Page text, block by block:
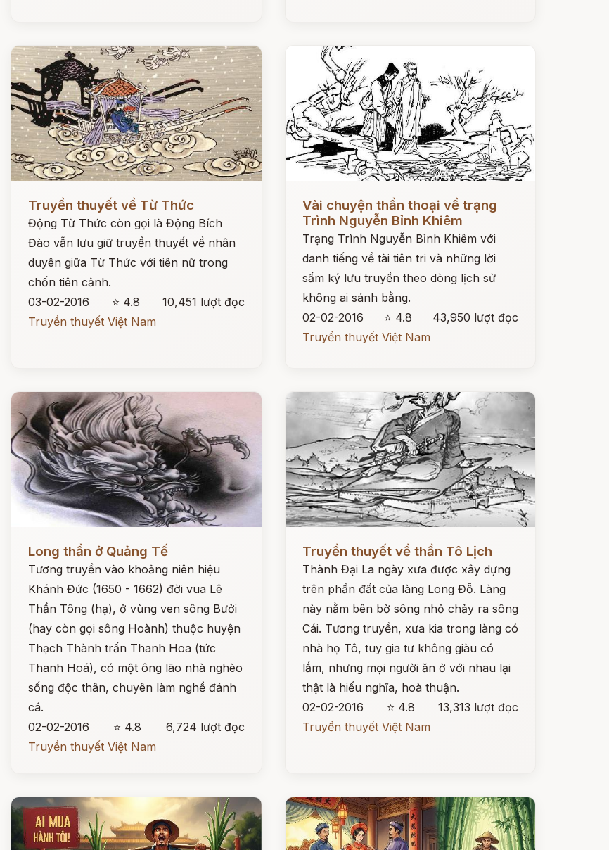
Đọc ngay
Truyền thuyết về Từ Thức
Động Từ Thức còn gọi là Động Bích
Đào vẫn lưu giữ truyền thuyết về nhân
duyên giữa Từ Thức với tiên nữ trong
chốn tiên cảnh.
03-02-2016
⭐ 4.8
10,451 lượt đọc
Truyền thuyết Việt Nam
Vài chuyện thần thoại về trạng
Trình Nguyễn Bỉnh Khiêm
Trạng Trình Nguyễn Bỉnh Khiêm với
danh tiếng về tài tiên tri và những lời
sấm ký lưu truyền theo dòng lịch sử
không ai sánh bằng.
02-02-2016
⭐ 4.8
43,950 lượt đọc
Truyền thuyết Việt Nam
Long thần ở Quảng Tế
Tương truyền vào khoảng niên hiệu
Khánh Đức (1650 - 1662) đời vua Lê
Thần Tông (hạ), ở vùng ven sông Bưởi
(hay còn gọi sông Hoành) thuộc huyện
Thạch Thành trấn Thanh Hoa (tức
Thanh Hoá), có một ông lão nhà nghèo
sống độc thân, chuyên làm nghề đánh
cá.
02-02-2016
⭐ 4.8
6,724 lượt đọc
Truyền thuyết Việt Nam
Đọc ngay
Truyền thuyết về thần Tô Lịch
Thành Đại La ngày xưa được xây dựng
trên phần đất của làng Long Đỗ. Làng
này nằm bên bờ sông nhỏ chảy ra sông
Cái. Tương truyền, xưa kia trong làng có
nhà họ Tô, tuy gia tư không giàu có
lắm, nhưng mọi người ăn ở với nhau lại
thật là hiếu nghĩa, hoà thuận.
02-02-2016
⭐ 4.8
13,313 lượt đọc
Truyền thuyết Việt Nam